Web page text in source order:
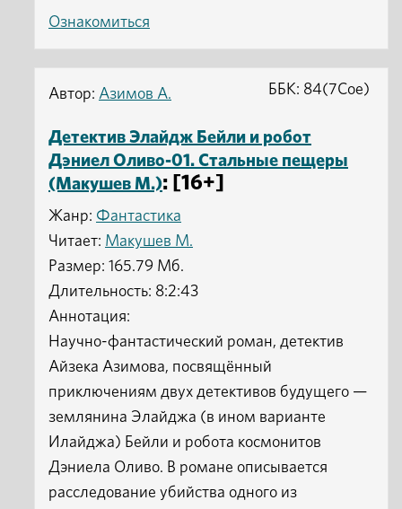
Ознакомиться
Автор: Азимов А.
Детектив Элайдж Бейли и робот
Дэниел Оливо-01. Стальные пещеры
(Макушев М.): [16+]
Жанр: Фантастика
Читает: Макушев М.
ББК: 84(7Сое)
Размер: 165.79 Мб.
Длительность: 8:2:43
Аннотация:
Научно-фантастический роман, детектив
Айзека Азимова, посвящённый
приключениям двух детективов будущего —
землянина Элайджа (в ином варианте
Илайджа) Бейли и робота космонитов
Дэниела Оливо. В романе описывается
расследование убийства одного из